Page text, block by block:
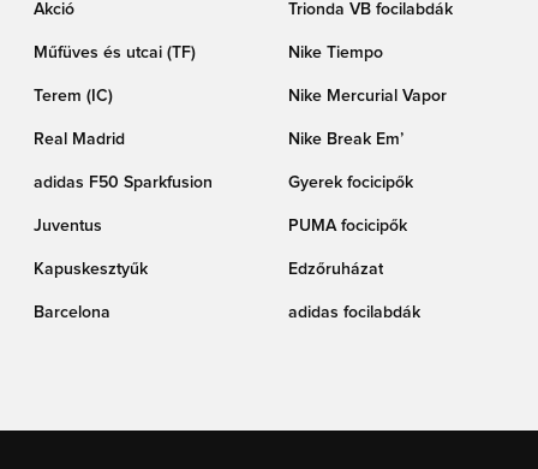
Akció Trionda VB focilabdák
Műfüves és utcai (TF) Nike Tiempo
Terem (IC) Nike Mercurial Vapor
Real Madrid Nike Break Em’
adidas F50 Sparkfusion Gyerek focicipők
Juventus PUMA focicipők
Kapuskesztyűk Edzőruházat
Barcelona adidas focilabdák